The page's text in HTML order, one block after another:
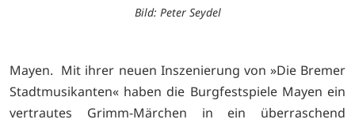
Bild: Peter Seydel
Mayen. Mit ihrer neuen Inszenierung von »Die Bremer
Stadtmusikanten« haben die Burgfestspiele Mayen ein
vertrautes Grimm-Märchen in ein überraschend